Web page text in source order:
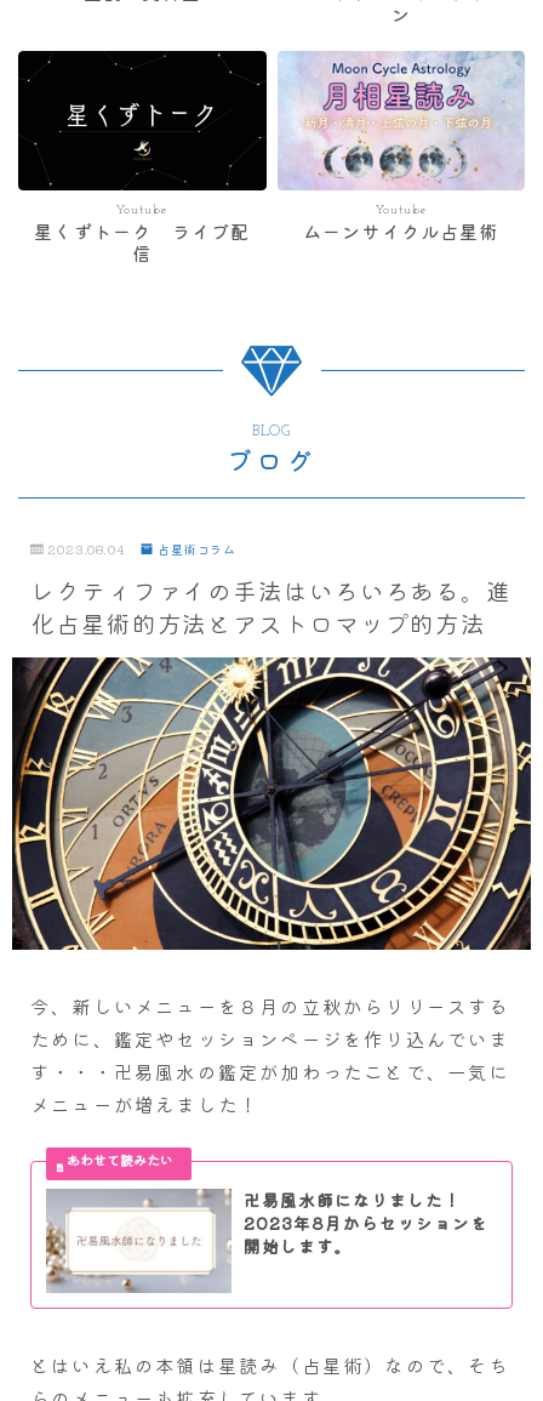
ン
Youtube
星くずトーク ライブ配
信
Youtube
ムーンサイクル占星術
BLOG
ブログ
2023.08.04 占星術コラム
レクティファイの手法はいろいろある。進
化占星術的方法とアストロマップ的方法
今、新しいメニューを８月の立秋からリリースする
ために、鑑定やセッションページを作り込んでいま
す・・・卍易風水の鑑定が加わったことで、一気に
メニューが増えました！
卍易風水師になりました！
2023年8月からセッションを
開始します。
とはいえ私の本領は星読み（占星術）なので、そち